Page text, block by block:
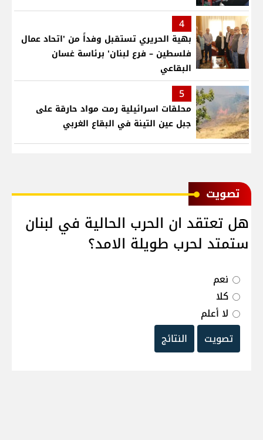
4
بهية الحريري تستقبل وفداً من 'اتحاد عمال
فلسطين – فرع لبنان' برئاسة غسان
البقاعي
5
محلقات اسرائيلية رمت مواد حارقة على
جبل عين التينة في البقاع الغربي
ﺗﺼﻮﻳﺖ
هل تعتقد ان الحرب الحالية في لبنان
ستمتد لحرب طويلة الامد؟
نعم
كلا
لا أعلم
تصويت
النتائج